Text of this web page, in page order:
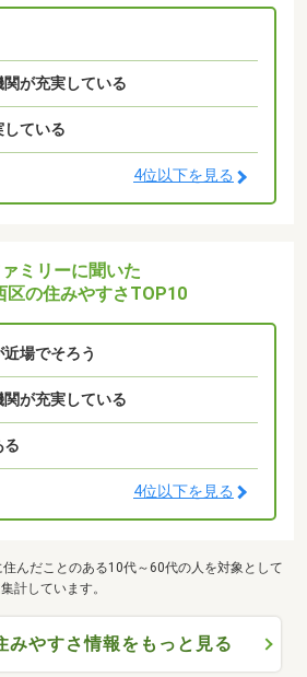
が充実している
ている
4位以下を見る
ミリーに聞いた
区の住みやすさTOP10
場でそろう
が充実している
る
4位以下を見る
んだことのある10代～60代の人を対象として
計しています。
みやすさ情報をもっと見る